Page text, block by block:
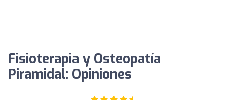
Fisioterapia y Osteopatía
Piramidal: Opiniones